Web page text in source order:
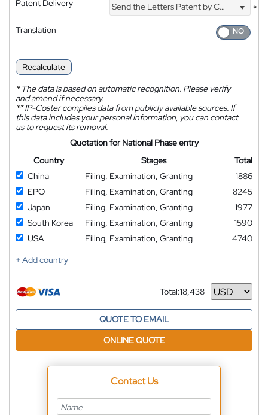
Patent Delivery Send the Letters Patent by Courier
*
Translation
Recalculate
*The data is based on automatic recognition. Please verify
and amend if necessary.
**IP-Coster compiles data from publicly available sources. If
this data includes your personal information, you can contact
us to request its removal.
Quotation for National Phase entry
Country
Stages
Total
China
Filing, Examination, Granting
1886
EPO
Filing, Examination, Granting
8245
Japan
Filing, Examination, Granting
1977
South Korea
Filing, Examination, Granting
1590
USA
Filing, Examination, Granting
4740
+ Add country
Total:18,438
Currency
QUOTE TO EMAIL
ONLINE QUOTE
Contact Us